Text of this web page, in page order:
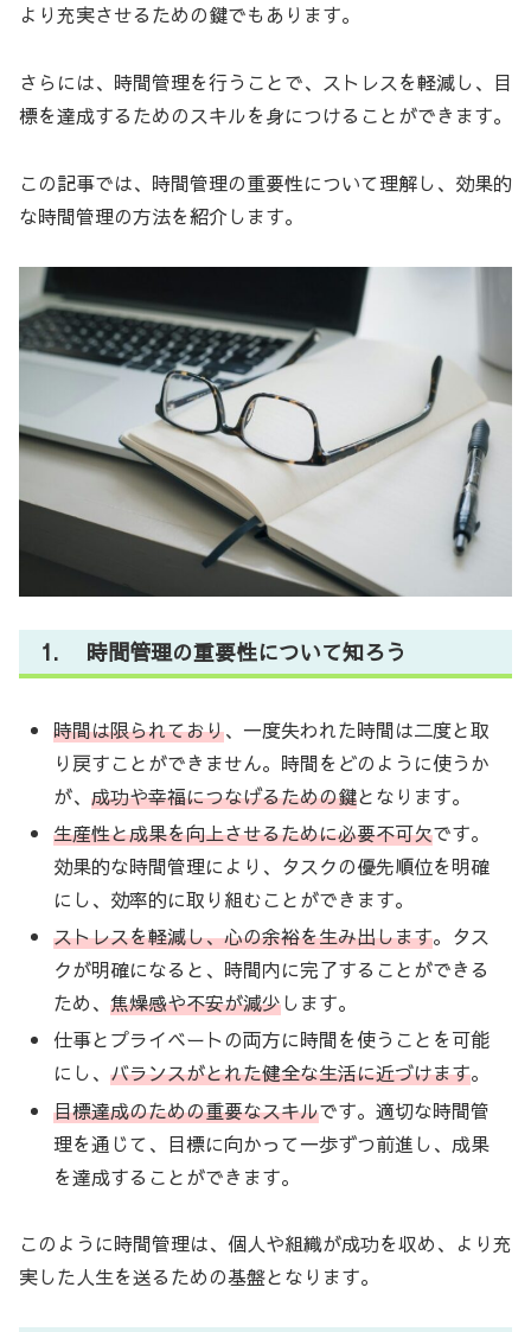
より充実させるための鍵でもあります。
さらには、時間管理を行うことで、ストレスを軽減し、目
標を達成するためのスキルを身につけることができます。
この記事では、時間管理の重要性について理解し、効果的
な時間管理の方法を紹介します。
1. 時間管理の重要性について知ろう
時間は限られており、一度失われた時間は二度と取
り戻すことができません。時間をどのように使うか
が、成功や幸福につなげるための鍵となります。
生産性と成果を向上させるために必要不可欠です。
効果的な時間管理により、タスクの優先順位を明確
にし、効率的に取り組むことができます。
ストレスを軽減し、心の余裕を生み出します。タス
クが明確になると、時間内に完了することができる
ため、焦燥感や不安が減少します。
仕事とプライベートの両方に時間を使うことを可能
にし、バランスがとれた健全な生活に近づけます。
目標達成のための重要なスキルです。適切な時間管
理を通じて、目標に向かって一歩ずつ前進し、成果
を達成することができます。
このように時間管理は、個人や組織が成功を収め、より充
実した人生を送るための基盤となります。